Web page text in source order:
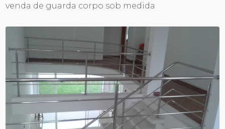
venda de guarda corpo sob medida